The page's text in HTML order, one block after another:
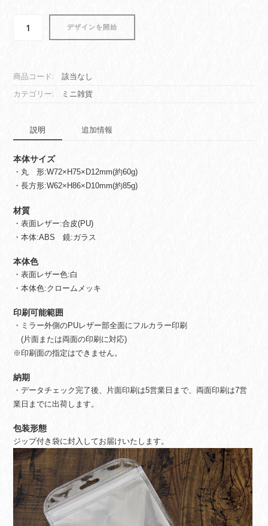
製
コ
ン
ラ
ー
印
個
デザインを開始
商品コード:
該当なし
カテゴリー:
ミニ雑貨
説明 追加情報
本体サイズ
・丸 形:W72×H75×D12mm(約60g)
・長方形:W62×H86×D10mm(約85g)
材質
・表面レザー:合皮(PU)
・本体:ABS 鏡:ガラス
本体色
・表面レザー色:白
・本体色:クロームメッキ
印刷可能範囲
・ミラー外側のPUレザー部全面にフルカラー印刷
(片面または両面の印刷に対応)
※印刷面の指定はできません。
納期
・データチェック完了後、片面印刷は5営業日まで、両面印刷は7営
業日までに出荷します。
包装形態
ジップ付き袋に封入してお届けいたします。